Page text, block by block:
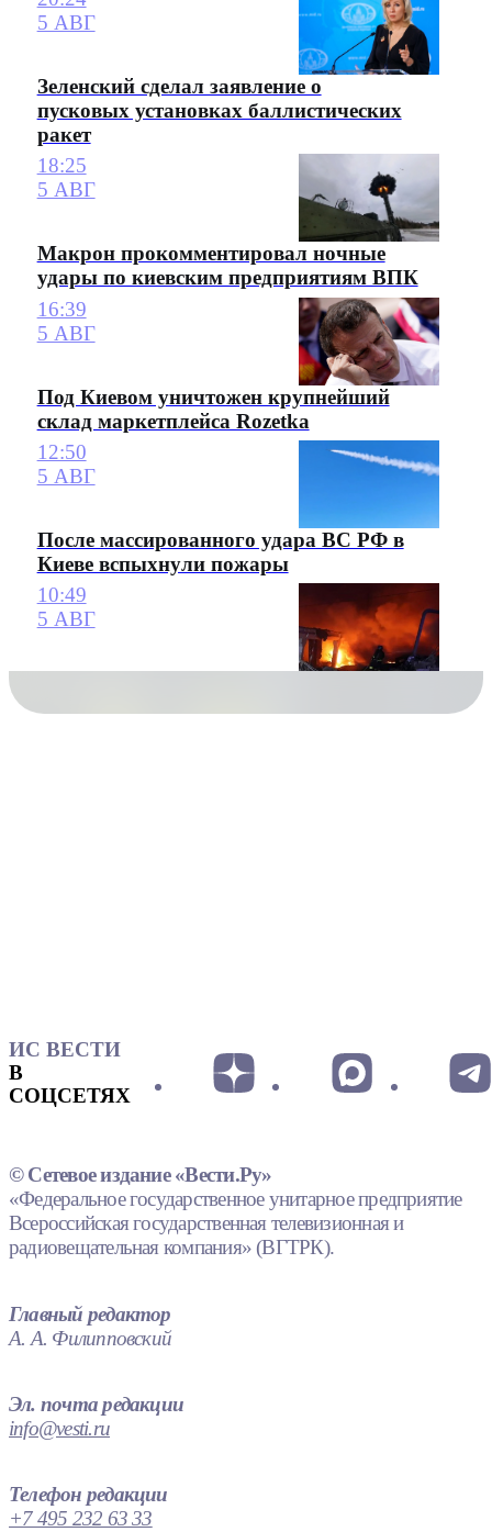
5 АВГ
Зеленский сделал заявление о
пусковых установках баллистических
ракет
18:25
5 АВГ
Макрон прокомментировал ночные
удары по киевским предприятиям ВПК
16:39
5 АВГ
Под Киевом уничтожен крупнейший
склад маркетплейса Rozetka
12:50
5 АВГ
После массированного удара ВС РФ в
Киеве вспыхнули пожары
10:49
5 АВГ
ИС ВЕСТИ
В
СОЦСЕТЯХ
© Сетевое издание «Вести.Ру»
«Федеральное государственное унитарное предприятие
Всероссийская государственная телевизионная и
радиовещательная компания» (ВГТРК).
Главный редактор
А. А. Филипповский
Эл. почта редакции
info@vesti.ru
Телефон редакции
+7 495 232 63 33